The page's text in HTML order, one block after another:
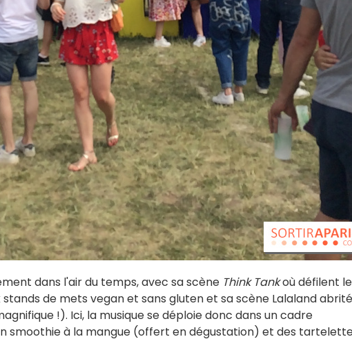
dans l'air du temps, avec sa scène Think Tankoù défilent
de mets vegan et sans gluten et sa scène Lalaland
!). Ici, la musique se déploie donc dans un cadre
smoothie à la mangue (offert en dégustation) et des